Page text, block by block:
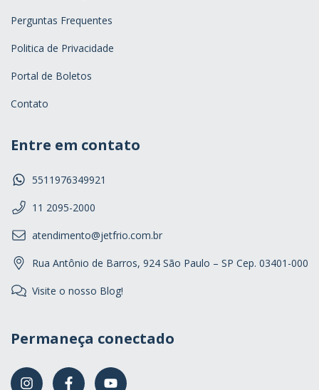
Perguntas Frequentes
Politica de Privacidade
Portal de Boletos
Contato
Entre em contato
5511976349921
11 2095-2000
atendimento@jetfrio.com.br
Rua Antônio de Barros, 924 São Paulo – SP Cep. 03401-000
Visite o nosso Blog!
Permaneça conectado